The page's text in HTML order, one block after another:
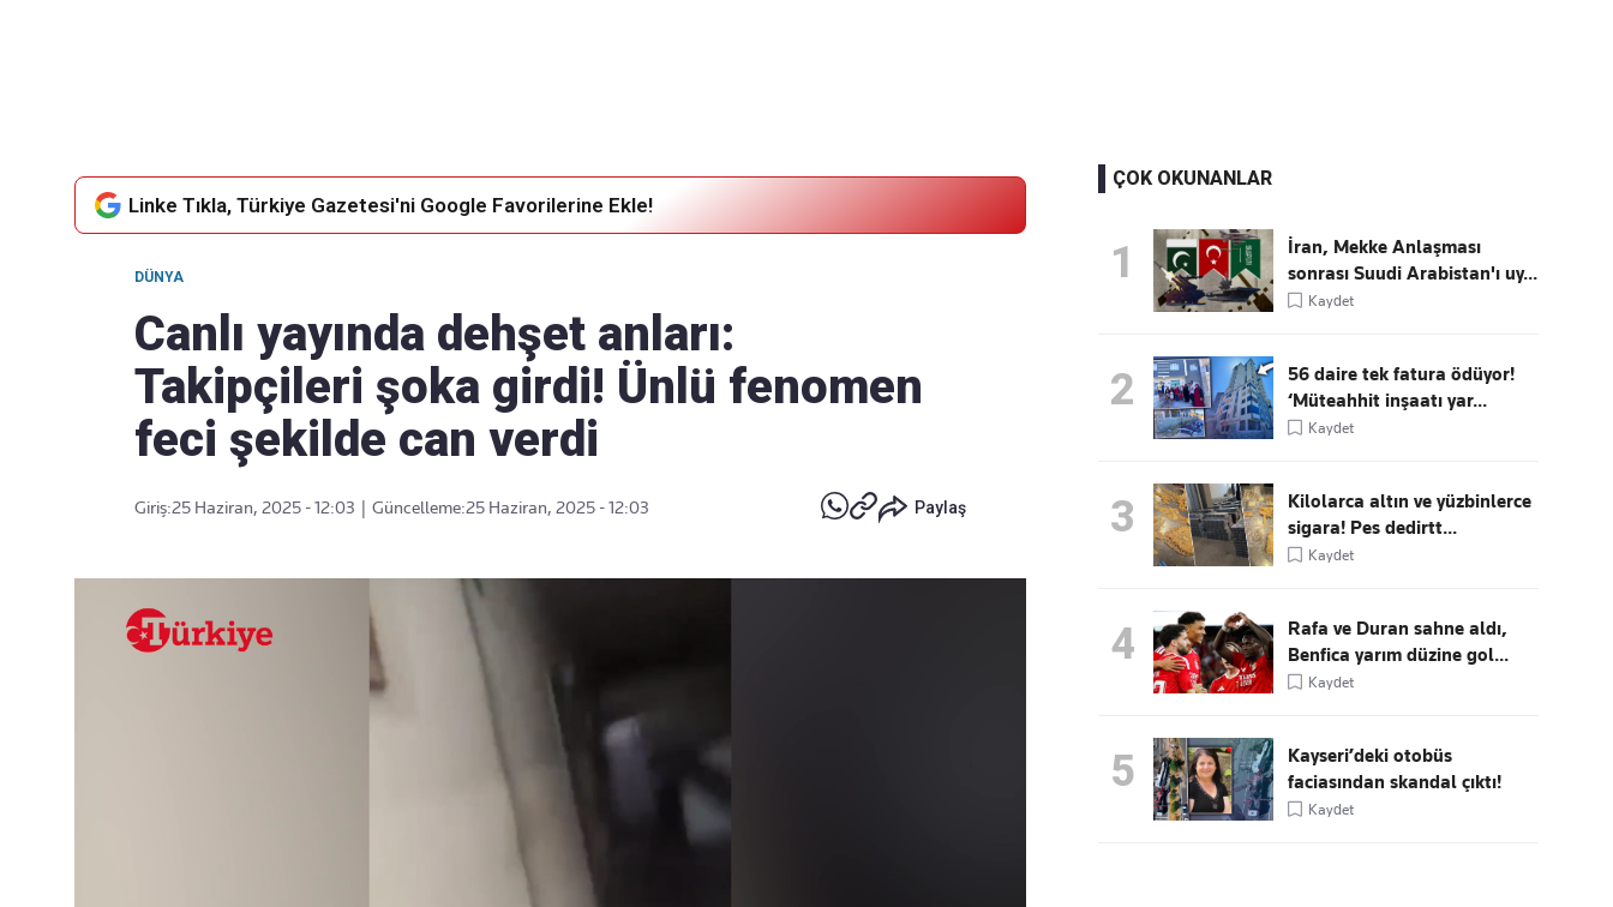
Linke Tıkla, Türkiye Gazetesi'ni Google Favorilerine Ekle!
DÜNYA
Canlı yayında dehşet anları:
Takipçileri şoka girdi! Ünlü fenomen
feci şekilde can verdi
Giriş:25 Haziran, 2025 - 12:03 Güncelleme:25 Haziran, 2025 - 12:03 Paylaş
ÇOK OKUNANLAR
1
İran, Mekke Anlaşması
sonrası Suudi Arabistan'ı uy...
Kaydet
2
56 daire tek fatura ödüyor!
‘Müteahhit inşaatı yar...
Kaydet
3
Kilolarca altın ve yüzbinlerce
sigara! Pes dedirtt...
Kaydet
4
Rafa ve Duran sahne aldı,
Benfica yarım düzine gol...
Kaydet
5
Kayseri’deki otobüs
faciasından skandal çıktı!
Kaydet